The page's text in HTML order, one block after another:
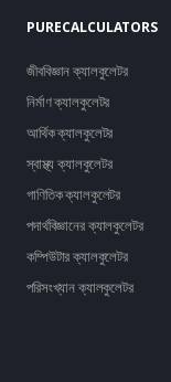
PURECALCULATORS
জীববিজ্ঞান ক্যালকুলেটর
নির্মাণ ক্যালকুলেটর
আর্থিক ক্যালকুলেটর
স্বাস্থ্য ক্যালকুলেটর
গাণিতিক ক্যালকুলেটর
পদার্থবিজ্ঞানের ক্যালকুলেটর
কম্পিউটার ক্যালকুলেটর
পরিসংখ্যান ক্যালকুলেটর